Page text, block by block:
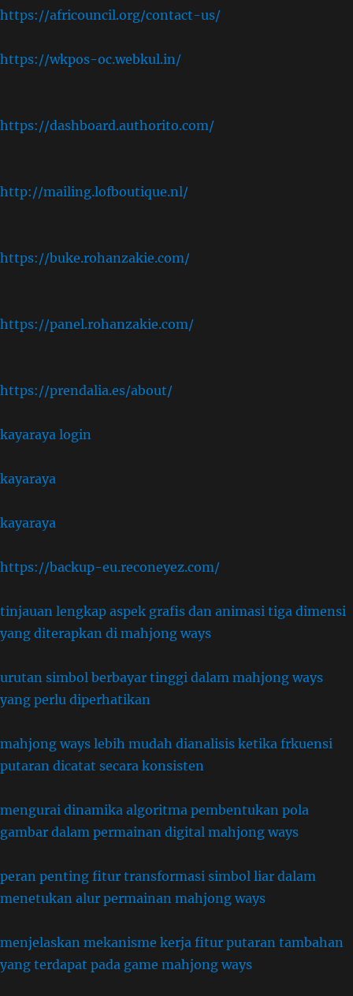
https://africouncil.org/contact-us/
https://wkpos-oc.webkul.in/
https://dashboard.authorito.com/
http://mailing.lofboutique.nl/
https://buke.rohanzakie.com/
https://panel.rohanzakie.com/
https://prendalia.es/about/
kayaraya login
kayaraya
kayaraya
https://backup-eu.reconeyez.com/
tinjauan lengkap aspek grafis dan animasi tiga dimensi
yang diterapkan di mahjong ways
urutan simbol berbayar tinggi dalam mahjong ways
yang perlu diperhatikan
mahjong ways lebih mudah dianalisis ketika frkuensi
putaran dicatat secara konsisten
mengurai dinamika algoritma pembentukan pola
gambar dalam permainan digital mahjong ways
peran penting fitur transformasi simbol liar dalam
menetukan alur permainan mahjong ways
menjelaskan mekanisme kerja fitur putaran tambahan
yang terdapat pada game mahjong ways